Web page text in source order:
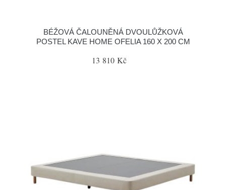
BÉŽOVÁ ČALOUNĚNÁ DVOULŮŽKOVÁ
POSTEL KAVE HOME OFELIA 160 X 200 CM
13 810 Kč